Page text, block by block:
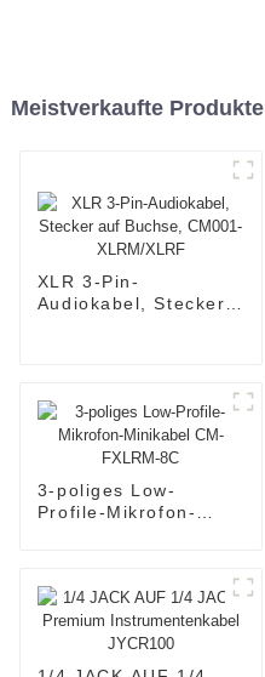
Meistverkaufte Produkte
XLR 3-Pin-
Audiokabel, Stecker
3-poliges Low-
Profile-Mikrofon-